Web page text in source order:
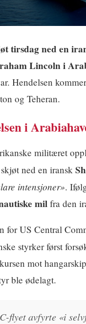
tirsdag ned en
Lincoln i
Hendelsen
og Teheran.
i
militæret
skjøt ned en iransk
intensjoner».
milfra den
for US Central
styrker først
mot
ble ødelagt.
flyet avfyrte «i